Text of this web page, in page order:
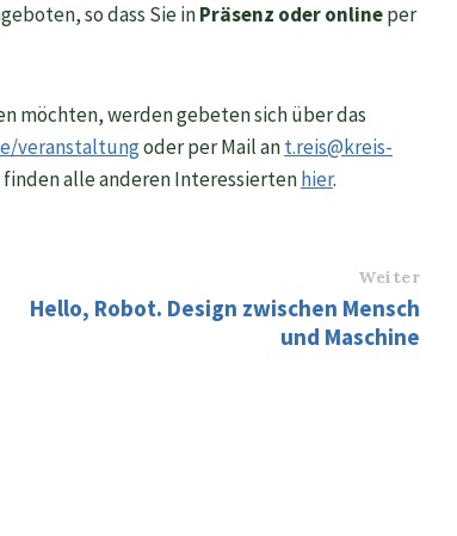
so dass Sie inPräsenz oder onlineper
möchten, werden gebeten sich über das
veranstaltungoder per Mail ant.reis@kreis-
alle anderen Interessiertenhier.
Weiter
Hello, Robot. Design zwischen Mensch
und Maschine